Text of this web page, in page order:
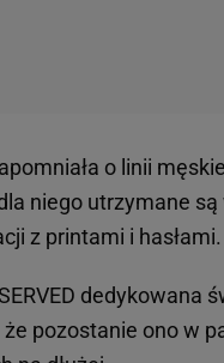
o linii
niego utrzymane
z printami i hasłami.
dedykowana
pozostanie ono w